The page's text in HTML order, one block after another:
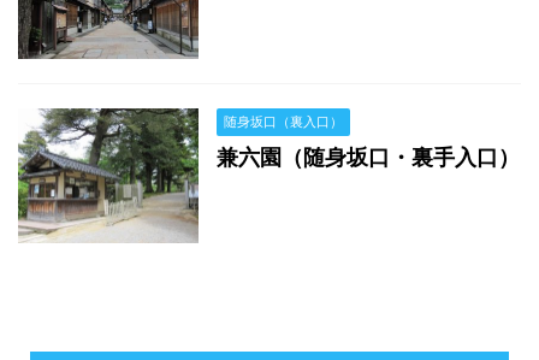
随身坂口（裏入口）
兼六園（随身坂口・裏手入口）